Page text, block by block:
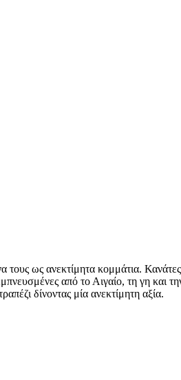
ως ανεκτίμητα κομμάτια.
από το Αιγαίο, τη γη και
δίνοντας μία ανεκτίμητη αξία.